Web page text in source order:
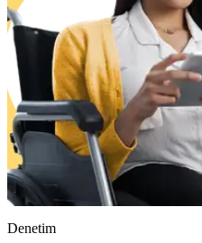
Denetim